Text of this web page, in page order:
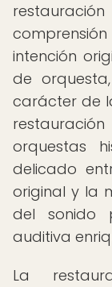
intención
de
carácter de
orquestas
delicado
original y la
del sonido
auditiva
La